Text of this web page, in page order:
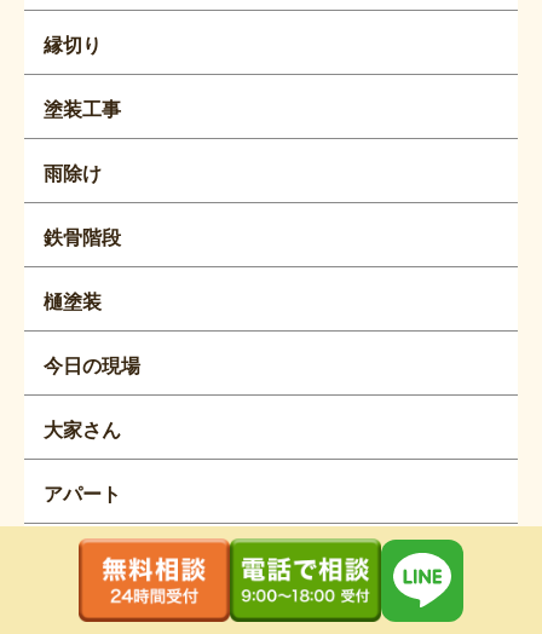
縁切り
塗装工事
雨除け
鉄骨階段
樋塗装
今日の現場
大家さん
アパート
屋根メンテナンス
屋根工事